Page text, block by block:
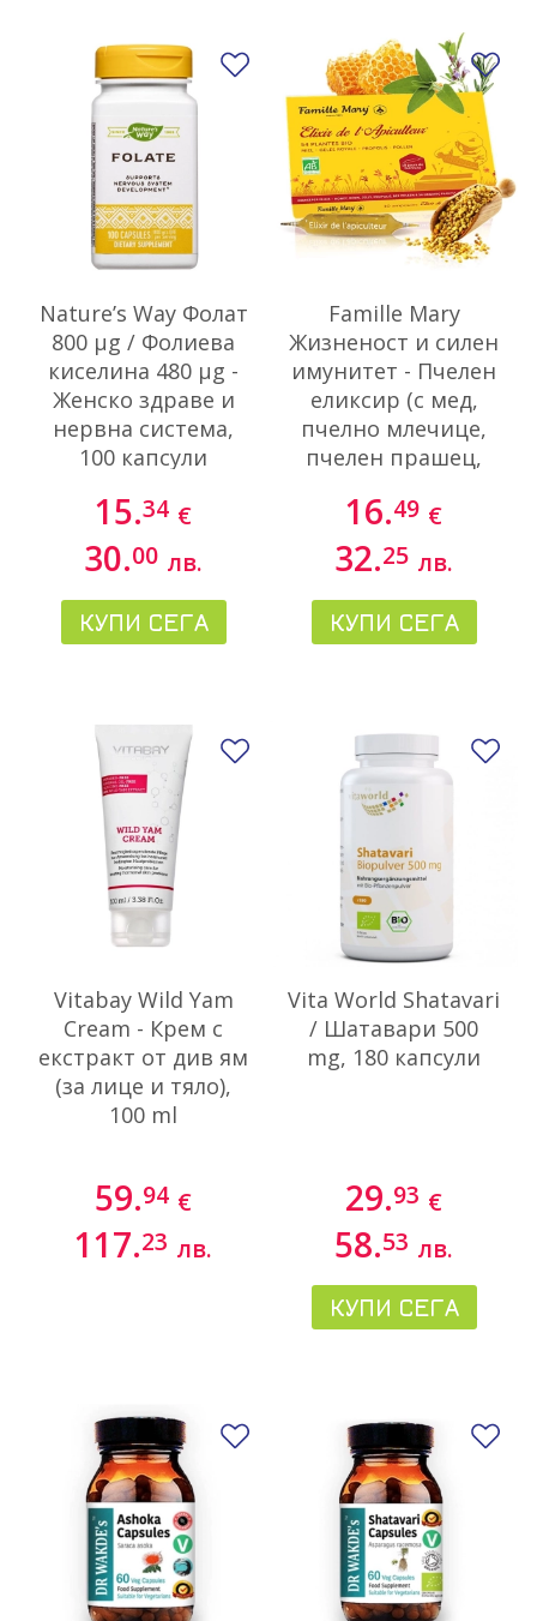
Nature’s Way Фолат
800 µg / Фолиева
киселина 480 µg -
Женско здраве и
нервна система,
100 капсули
15.34 €
30.00 лв.
КУПИ СЕГА
Добави в любими
Famille Mary
Жизненост и силен
имунитет - Пчелен
еликсир (с мед,
пчелно млечице,
пчелен прашец,
oрганик растения)
16.49 €
32.25 лв.
КУПИ СЕГА
Vitabay Wild Yam
Cream - Крем с
екстракт от див ям
(за лице и тяло),
100 ml
59.94 €
117.23 лв.
Добави в любими
Vita World Shatavari
/ Шатавари 500
mg, 180 капсули
29.93 €
58.53 лв.
КУПИ СЕГА
Добави в любими